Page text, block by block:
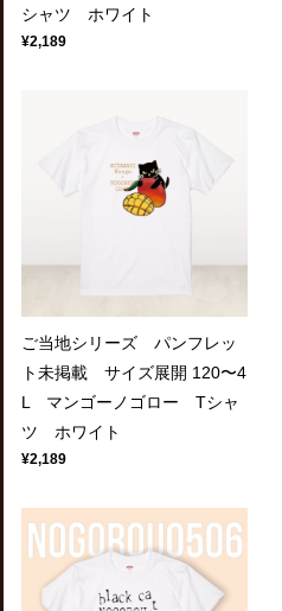
シャツ ホワイト
¥2,189
ご当地シリーズ パンフレッ
ト未掲載 サイズ展開 120〜4
L マンゴーノゴロー Tシャ
ツ ホワイト
¥2,189